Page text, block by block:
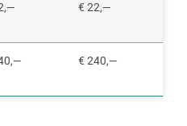
€ 22,—
€ 240,—